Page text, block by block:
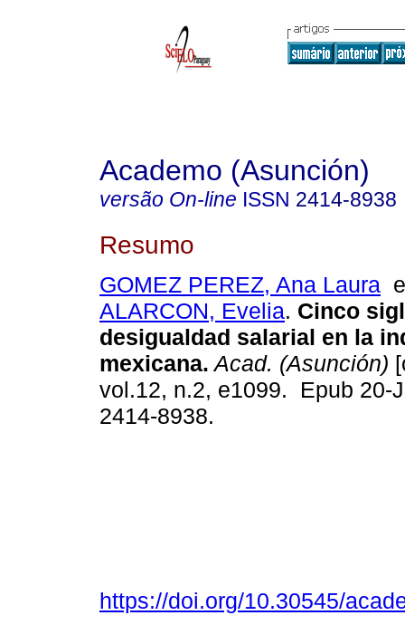
Academo (Asunción)
versão On-line ISSN 2414-8938
Resumo
GOMEZ PEREZ, Ana Laura
ALARCON, Evelia. Cinco
desigualdad salarial en la
mexicana. Acad. (Asunción)
vol.12, n.2, e1099. Epub 20-
2414-8938.
https://doi.org/10.30545/